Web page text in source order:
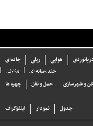
جاده‌ای ریلی هوایی
وزارتی
چند رسانه ای
چهره ها حمل و نقل و شهرسازی
اینفوگراف نمودار جدول